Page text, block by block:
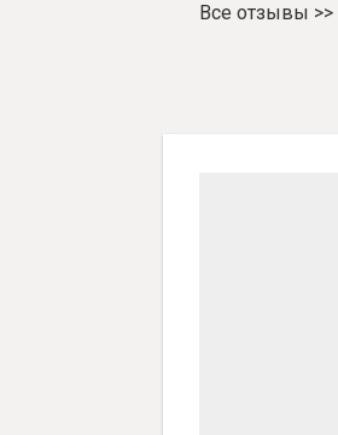
Все отзывы >>